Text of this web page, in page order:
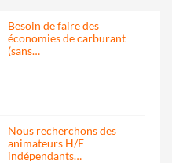
Besoin de faire des
économies de carburant
(sans…
Nous recherchons des
animateurs H/F
indépendants…